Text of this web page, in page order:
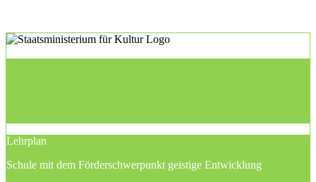
Lehrplan
Schule mit dem Förderschwerpunkt geistige Entwicklung